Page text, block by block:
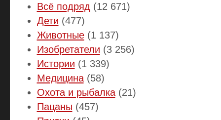
Всё подряд (12 671)
Дети (477)
Животные(1 137)
Изобретатели (3 256)
Истории (1 339)
Медицина(58)
Охота и рыбалка(21)
Пацаны (457)